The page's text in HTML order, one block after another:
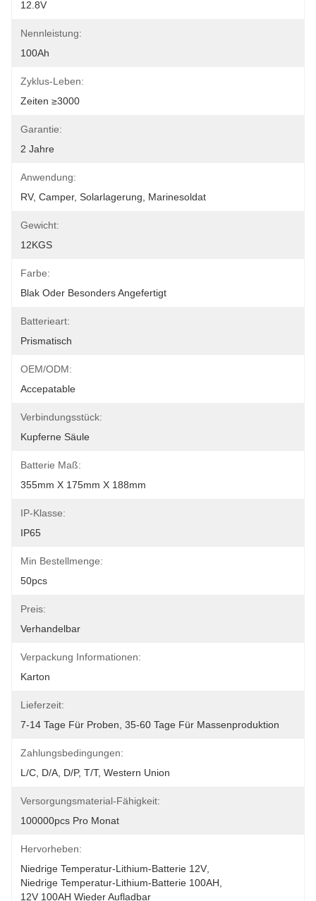
12.8V
Nennleistung:
100Ah
Zyklus-Leben:
Zeiten ≥3000
Garantie:
2 Jahre
Anwendung:
RV, Camper, Solarlagerung, Marinesoldat
Gewicht:
12KGS
Farbe:
Blak Oder Besonders Angefertigt
Batterieart:
Prismatisch
OEM/ODM:
Accepatable
Verbindungsstück:
Kupferne Säule
Batterie Maß:
355mm X 175mm X 188mm
IP-Klasse:
IP65
Min Bestellmenge:
50pcs
Preis:
Verhandelbar
Verpackung Informationen:
Karton
Lieferzeit:
7-14 Tage Für Proben, 35-60 Tage Für Massenproduktion
Zahlungsbedingungen:
L/C, D/A, D/P, T/T, Western Union
Versorgungsmaterial-Fähigkeit:
100000pcs Pro Monat
Hervorheben:
Niedrige Temperatur-Lithium-Batterie 12V
Niedrige Temperatur-Lithium-Batterie 100AH
12V 100AH Wieder Aufladbar